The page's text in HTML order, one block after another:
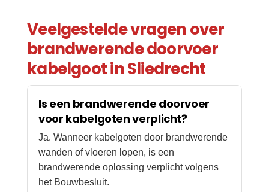
Veelgestelde vragen over
brandwerende doorvoer
kabelgoot in Sliedrecht
Is een brandwerende doorvoer
voor kabelgoten verplicht?
Ja. Wanneer kabelgoten door brandwerende
wanden of vloeren lopen, is een
brandwerende oplossing verplicht volgens
het Bouwbesluit.